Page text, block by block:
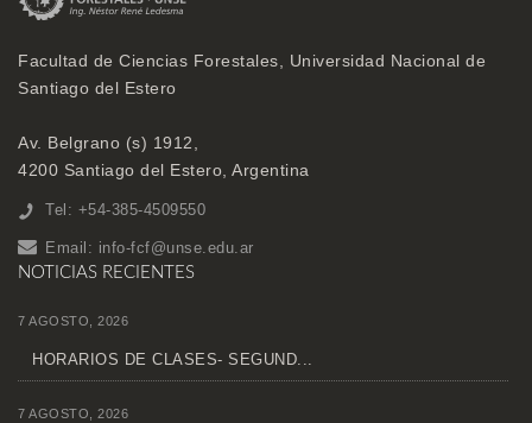
Facultad de Ciencias Forestales, Universidad Nacional de
Santiago del Estero
Av. Belgrano (s) 1912,
4200 Santiago del Estero, Argentina
Tel: +54-385-4509550
Email: info-fcf@unse.edu.ar
NOTICIAS RECIENTES
7 AGOSTO, 2026
HORARIOS DE CLASES- SEGUND...
7 AGOSTO, 2026